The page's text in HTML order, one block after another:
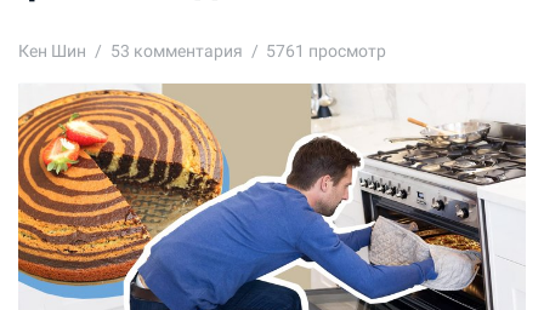
Кен Шин 53 комментария 5761 просмотр